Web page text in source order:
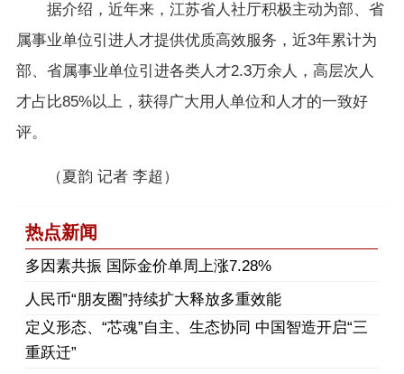
据介绍，近年来，江苏省人社厅积极主动为部、省
属事业单位引进人才提供优质高效服务，近3年累计为
部、省属事业单位引进各类人才2.3万余人，高层次人
才占比85%以上，获得广大用人单位和人才的一致好
评。
（夏韵 记者 李超）
热点新闻
多因素共振 国际金价单周上涨7.28%
人民币“朋友圈”持续扩大释放多重效能
定义形态、“芯魂”自主、生态协同 中国智造开启“三
重跃迁”